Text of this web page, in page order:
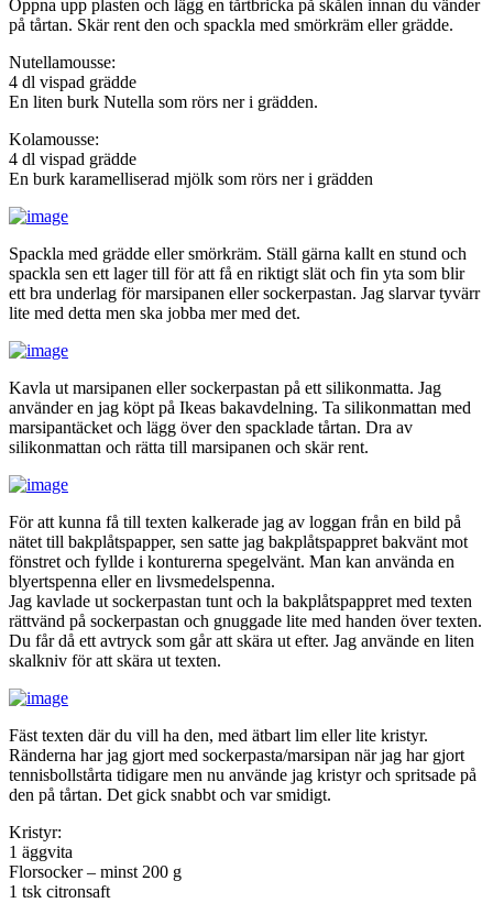
Öppna upp plasten och lägg en tårtbricka på skålen innan du vänder
på tårtan. Skär rent den och spackla med smörkräm eller grädde.
Nutellamousse:
4 dl vispad grädde
En liten burk Nutella som rörs ner i grädden.
Kolamousse:
4 dl vispad grädde
En burk karamelliserad mjölk som rörs ner i grädden
Spackla med grädde eller smörkräm. Ställ gärna kallt en stund och
spackla sen ett lager till för att få en riktigt slät och fin yta som blir
ett bra underlag för marsipanen eller sockerpastan. Jag slarvar tyvärr
lite med detta men ska jobba mer med det.
Kavla ut marsipanen eller sockerpastan på ett silikonmatta. Jag
använder en jag köpt på Ikeas bakavdelning. Ta silikonmattan med
marsipantäcket och lägg över den spacklade tårtan. Dra av
silikonmattan och rätta till marsipanen och skär rent.
För att kunna få till texten kalkerade jag av loggan från en bild på
nätet till bakplåtspapper, sen satte jag bakplåtspappret bakvänt mot
fönstret och fyllde i konturerna spegelvänt. Man kan använda en
blyertspenna eller en livsmedelspenna.
Jag kavlade ut sockerpastan tunt och la bakplåtspappret med texten
rättvänd på sockerpastan och gnuggade lite med handen över texten.
Du får då ett avtryck som går att skära ut efter. Jag använde en liten
skalkniv för att skära ut texten.
Fäst texten där du vill ha den, med ätbart lim eller lite kristyr.
Ränderna har jag gjort med sockerpasta/marsipan när jag har gjort
tennisbollstårta tidigare men nu använde jag kristyr och spritsade på
den på tårtan. Det gick snabbt och var smidigt.
Kristyr:
1 äggvita
Florsocker – minst 200 g
1 tsk citronsaft